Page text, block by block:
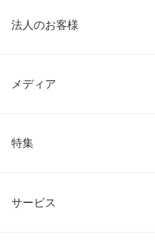
法人のお客様
メディア
特集
サービス